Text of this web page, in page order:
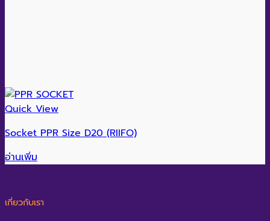
Quick View
Socket PPR Size D20 (RIIFO)
อ่านเพิ่ม
เกี่ยวกับเรา